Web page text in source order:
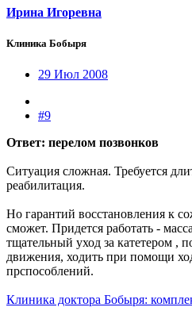
Ирина Игоревна
Клиника Бобыря
29 Июл 2008
#9
Ответ: перелом позвонков
Ситуация сложная. Требуется
реабилитация.
Но гарантий восстановления к
сможет. Придется работать -
тщательный уход за катетером ,
движения, ходить при помощи
прспособлений.
Клиника доктора Бобыря: